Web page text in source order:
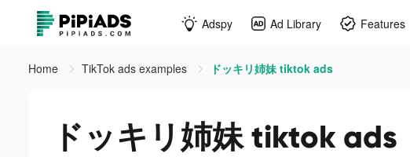
Adspy Ad Library Features
Home TikTok ads examples ドッキリ姉妹 tiktok ads
ドッキリ姉妹 tiktok ads